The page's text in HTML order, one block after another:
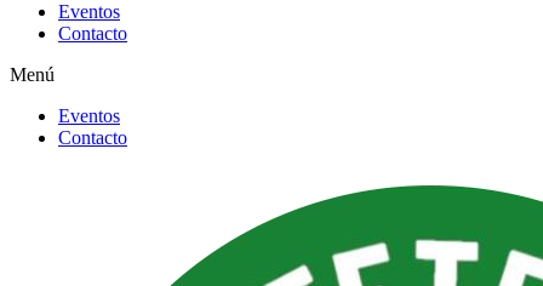
Eventos
Contacto
Menú
Eventos
Contacto